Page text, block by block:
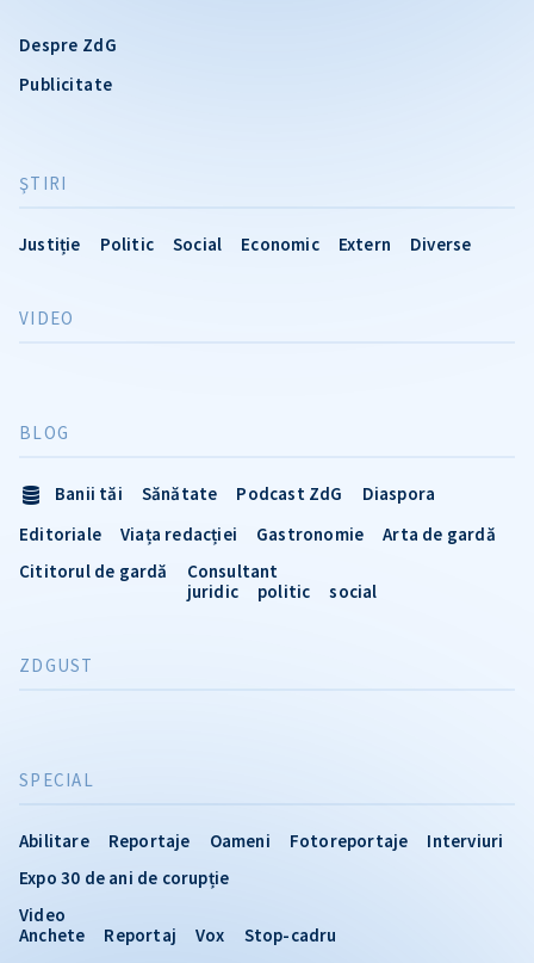
Despre ZdG
Publicitate
ŞTIRI
Justiție Politic Social Economic Extern Diverse
VIDEO
SPECIAL
Abilitare Reportaje Oameni Fotoreportaje
Interviuri
Expo 30 de ani de corupție
Video
Anchete
Reportaj Vox Stop-cadru
BLOG
Banii tăi Sănătate Podcast ZdG
Diaspora
Editoriale
Viața redacției Gastronomie
Arta de gardă
Cititorul de gardă
Consultant
juridic
politic social
ZDGUST